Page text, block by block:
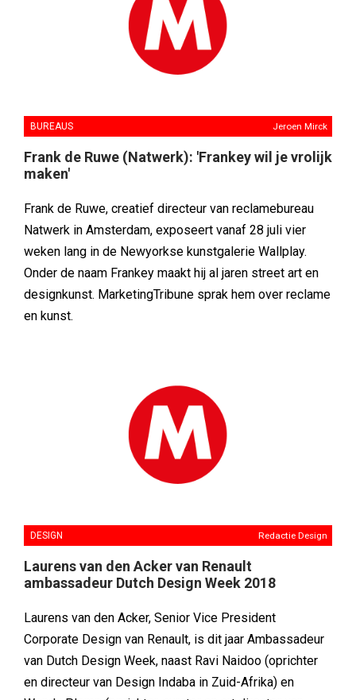
BUREAUS Jeroen Mirck
Frank de Ruwe (Natwerk): 'Frankey wil je vrolijk
maken'
Frank de Ruwe, creatief directeur van reclamebureau
Natwerk in Amsterdam, exposeert vanaf 28 juli vier
weken lang in de Newyorkse kunstgalerie Wallplay.
Onder de naam Frankey maakt hij al jaren street art en
designkunst. MarketingTribune sprak hem over reclame
en kunst.
DESIGN Redactie Design
Laurens van den Acker van Renault
ambassadeur Dutch Design Week 2018
Laurens van den Acker, Senior Vice President
Corporate Design van Renault, is dit jaar Ambassadeur
van Dutch Design Week, naast Ravi Naidoo (oprichter
en directeur van Design Indaba in Zuid-Afrika) en